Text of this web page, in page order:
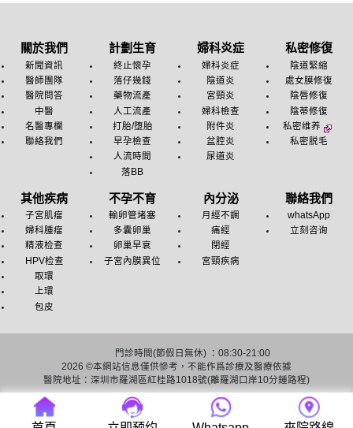
關於我們
新聞資訊
醫師團隊
醫院問答
中醫
名醫專欄
聯絡我們
計劃生育
終止懷孕
落仔幾錢
藥物流產
人工流產
打胎/堕胎
早孕檢查
人流時間
落BB
婦科炎症
婦科炎症
陰道炎
宮頸炎
婦科檢查
附件炎
盆腔炎
尿道炎
私密修復
陰道緊縮
處女膜修復
陰唇修復
陰蒂修復
私密维养
私密脱毛
其他疾病
子宮肌瘤
婦科腫瘤
精液检查
HPV检查
取環
上環
包皮
不孕不育
輸卵管堵塞
多囊卵巢
卵巢早衰
子宮內膜異位
內分泌
月經不調
痛經
閉經
宮頸疾病
聯絡我們
whatsApp
立刻咨询
2026 ©
門診時間(節假日無休) ：08:30-21:00
本網站信息僅供慘考，不能作爲診療及醫療依據
醫院地址：深圳市羅湖區紅桂路1018號(離羅湖口岸10分鍾路程)
友情链接： 深圳人流医院 深圳終止懷孕醫院